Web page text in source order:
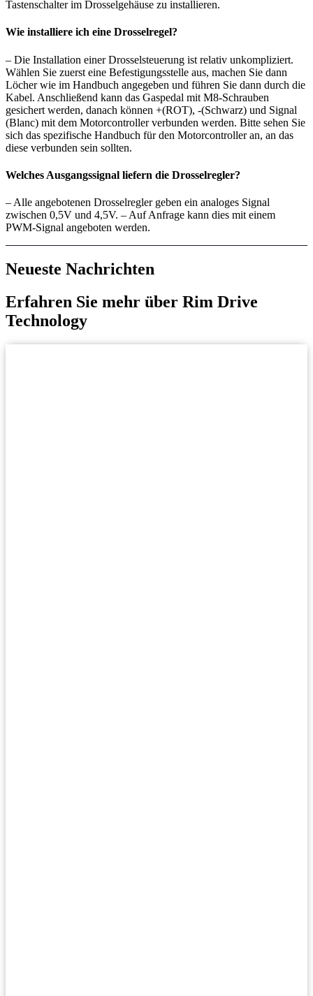
Tastenschalter im Drosselgehäuse zu installieren.
Wie installiere ich eine Drosselregel?
– Die Installation einer Drosselsteuerung ist relativ unkompliziert.
Wählen Sie zuerst eine Befestigungsstelle aus, machen Sie dann
Löcher wie im Handbuch angegeben und führen Sie dann durch die
Kabel. Anschließend kann das Gaspedal mit M8-Schrauben
gesichert werden, danach können +(ROT), -(Schwarz) und Signal
(Blanc) mit dem Motorcontroller verbunden werden. Bitte sehen Sie
sich das spezifische Handbuch für den Motorcontroller an, an das
diese verbunden sein sollten.
Welches Ausgangssignal liefern die Drosselregler?
– Alle angebotenen Drosselregler geben ein analoges Signal
zwischen 0,5V und 4,5V. – Auf Anfrage kann dies mit einem
PWM-Signal angeboten werden.
Neueste Nachrichten
Erfahren Sie mehr über Rim Drive
Technology